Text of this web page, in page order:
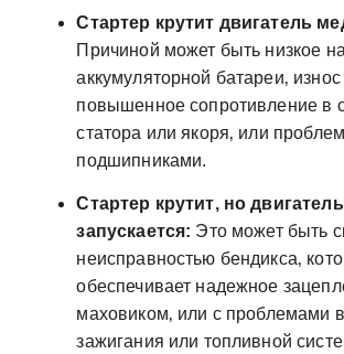
Стартер крутит двигатель
Причиной может быть низкое
аккумуляторной батареи‚ износ
повышенное сопротивление в
статора или якоря‚ или
подшипниками.
Стартер крутит‚ но
запускается: Это может быть
неисправностью бендикса‚
обеспечивает надежное
маховиком‚ или с проблемами
зажигания или топливной